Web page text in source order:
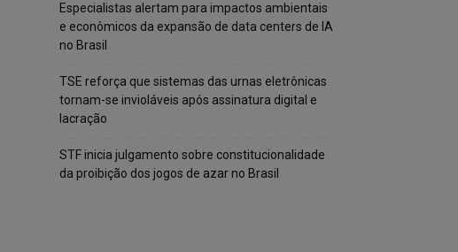
Especialistas alertam para impactos ambientais
e econômicos da expansão de data centers de IA
no Brasil
TSE reforça que sistemas das urnas eletrônicas
tornam-se invioláveis após assinatura digital e
lacração
STF inicia julgamento sobre constitucionalidade
da proibição dos jogos de azar no Brasil